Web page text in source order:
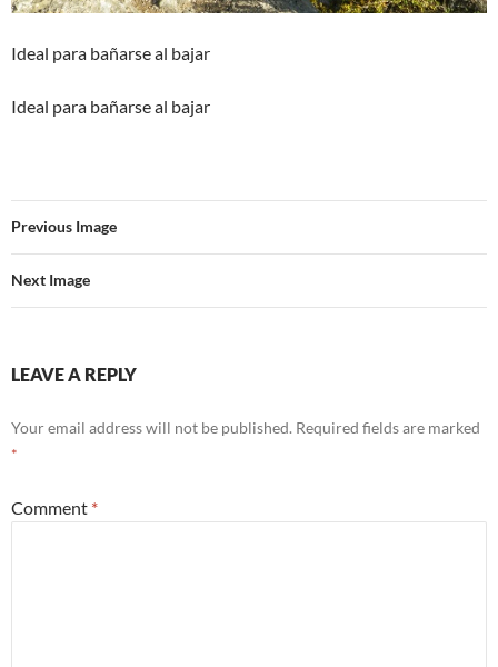
Ideal para bañarse al bajar
Ideal para bañarse al bajar
Previous Image
Next Image
LEAVE A REPLY
Your email address will not be published. Required fields are marked
*
Comment *